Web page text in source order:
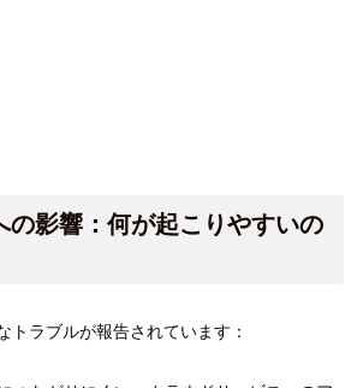
の影響：何が起こりやすいの
トラブルが報告されています：